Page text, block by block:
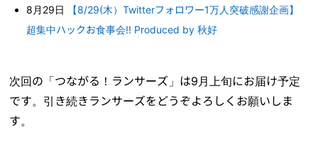
8月29日
【8/29(木）Twitterフォロワー1万人突破感謝企画】
超集中ハックお食事会!! Produced by 秋好
次回の「つながる！ランサーズ」は9月上旬にお届け予定
です。引き続きランサーズをどうぞよろしくお願いしま
す。